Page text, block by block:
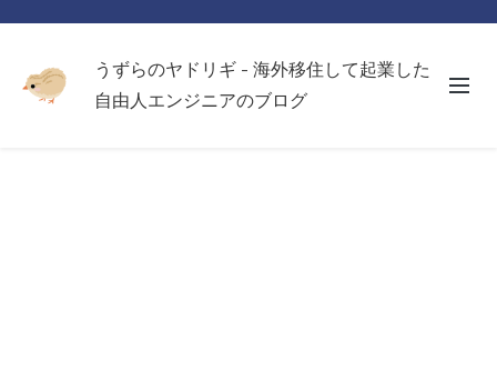
うずらのヤドリギ - 海外移住して起業した
自由人エンジニアのブログ